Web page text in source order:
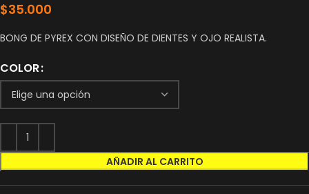
$35.000
BONG DE PYREX CON DISEÑO DE DIENTES Y OJO REALISTA.
COLOR
AÑADIR AL CARRITO